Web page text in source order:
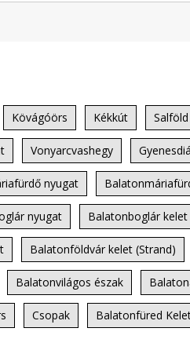
Kövágóörs Kékkút Salföld
Vonyarcvashegy
nyugat
nyugat Balatonboglár kelet
Balatonföldvár kelet (Strand)
Balatonvilágos észak
Csopak Balatonfüred